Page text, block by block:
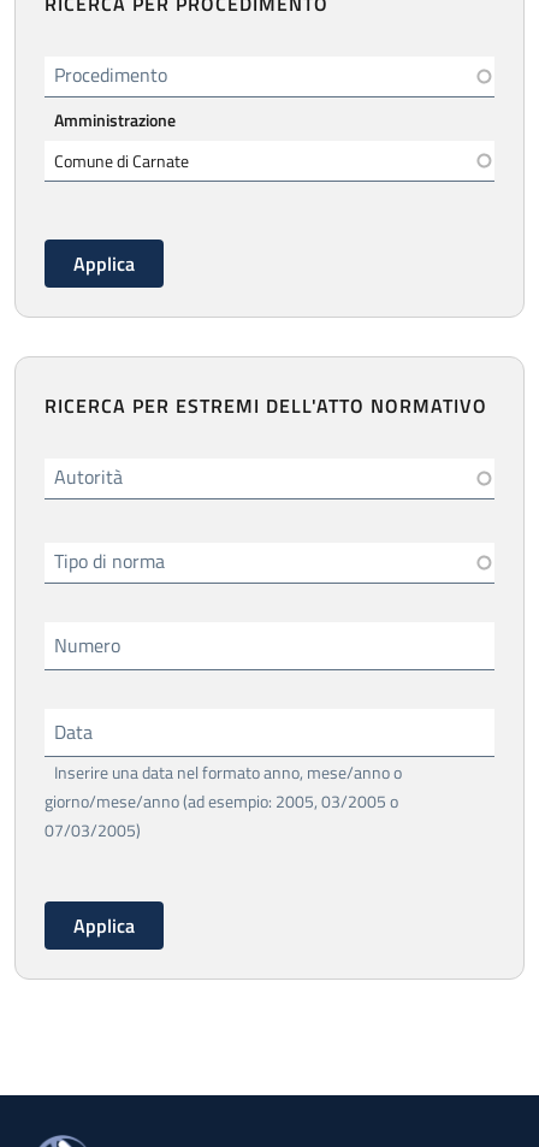
Procedimento
Amministrazione
RICERCA PER ESTREMI DELL'ATTO NORMATIVO
Autorità
Tipo di norma
Numero
Data
Inserire una data nel formato anno, mese/anno o
giorno/mese/anno (ad esempio: 2005, 03/2005 o
07/03/2005)